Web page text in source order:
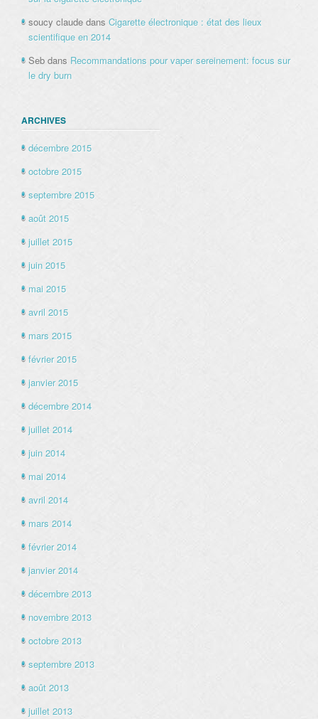
soucy claude dans Cigarette électronique : état des lieux
scientifique en 2014
Seb dans Recommandations pour vaper sereinement: focus sur
le dry burn
ARCHIVES
décembre 2015
octobre 2015
septembre 2015
août 2015
juillet 2015
juin 2015
mai 2015
avril 2015
mars 2015
février 2015
janvier 2015
décembre 2014
juillet 2014
juin 2014
mai 2014
avril 2014
mars 2014
février 2014
janvier 2014
décembre 2013
novembre 2013
octobre 2013
septembre 2013
août 2013
juillet 2013